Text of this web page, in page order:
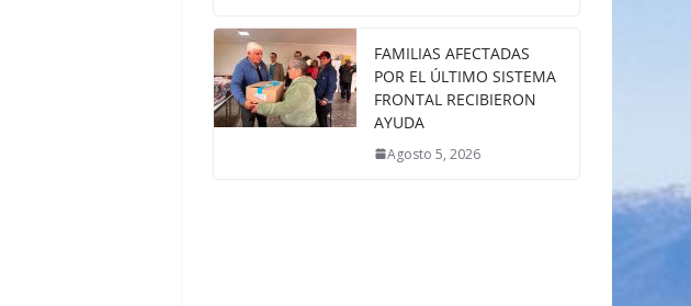
FAMILIAS AFECTADAS
POR EL ÚLTIMO SISTEMA
FRONTAL RECIBIERON
AYUDA
Agosto 5, 2026